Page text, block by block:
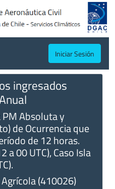
Iniciar Sesión
ingresados
Absoluta y
de Ocurrencia que
de 12 horas.
a 00 UTC), Caso Isla
(410026)